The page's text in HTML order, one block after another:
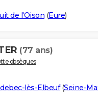
de l'Oison (Eure)
(77 ans)
obsèques
lès-Elbeuf(Seine-